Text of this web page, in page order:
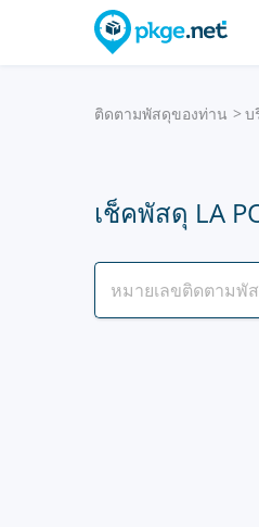
ติดตามพัสดุของท่าน บ
เช็คพัสดุ LA